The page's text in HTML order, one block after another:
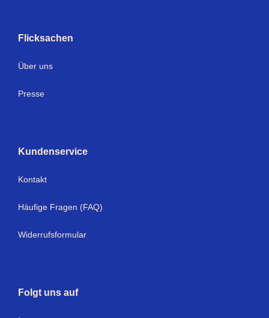
Flicksachen
Über uns
Presse
Kundenservice
Kontakt
Häufige Fragen (FAQ)
Widerrufsformular
Folgt uns auf